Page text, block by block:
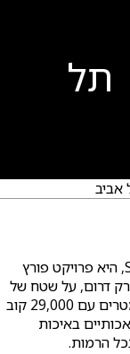
תל
אביב
בריכת הגלים החדשה בתל אביב, SRF Park TLV, היא פרויקט פורץ
דרום, על שטח של
42 דונם, ומציעה לגונה מלאכותית באורך 200 מטרים עם 29,000 קוב
באיכות